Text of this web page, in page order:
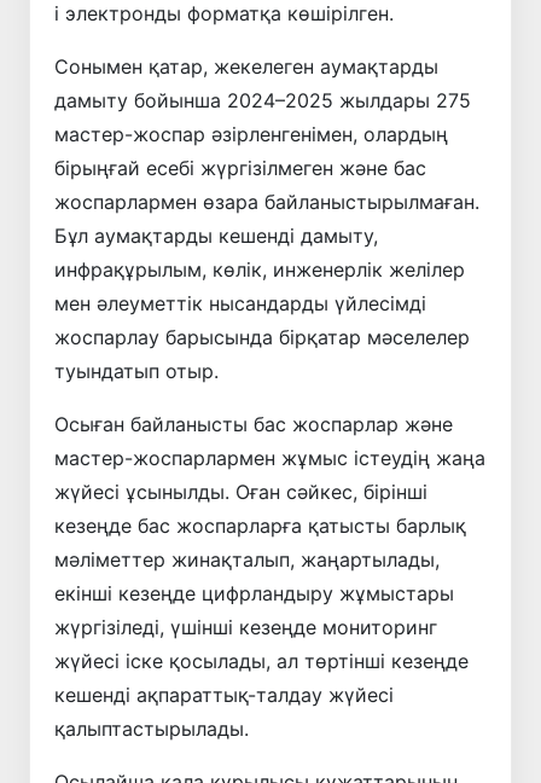
і электронды форматқа көшірілген.
Сонымен қатар, жекелеген аумақтарды
дамыту бойынша 2024–2025 жылдары 275
мастер-жоспар әзірленгенімен, олардың
бірыңғай есебі жүргізілмеген және бас
жоспарлармен өзара байланыстырылмаған.
Бұл аумақтарды кешенді дамыту,
инфрақұрылым, көлік, инженерлік желілер
мен әлеуметтік нысандарды үйлесімді
жоспарлау барысында бірқатар мәселелер
туындатып отыр.
Осыған байланысты бас жоспарлар және
мастер-жоспарлармен жұмыс істеудің жаңа
жүйесі ұсынылды. Оған сәйкес, бірінші
кезеңде бас жоспарларға қатысты барлық
мәліметтер жинақталып, жаңартылады,
екінші кезеңде цифрландыру жұмыстары
жүргізіледі, үшінші кезеңде мониторинг
жүйесі іске қосылады, ал төртінші кезеңде
кешенді ақпараттық-талдау жүйесі
қалыптастырылады.